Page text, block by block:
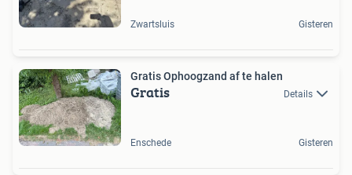
Zwartsluis Gisteren
Gratis Ophoogzand af te halen
Gratis Details
Enschede Gisteren